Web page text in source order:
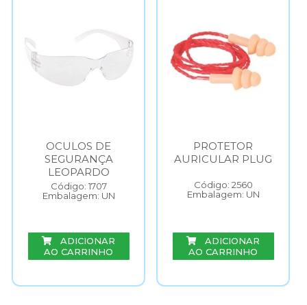
OCULOS DE
SEGURANÇA
LEOPARDO
Código: 1707
Embalagem: UN
ADICIONAR
AO CARRINHO
PROTETOR
AURICULAR PLUG
Código: 2560
Embalagem: UN
ADICIONAR
AO CARRINHO